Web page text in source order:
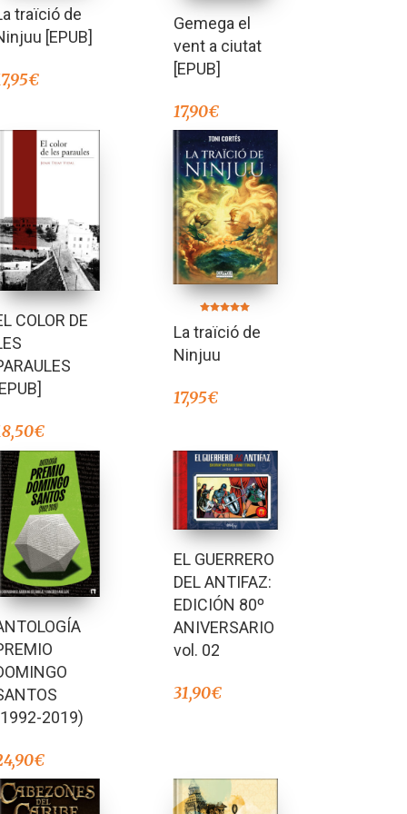
traïció de
[EPUB]
€
Gemega el
vent a ciutat
[EPUB]
17,90€
COLOR DE
€
5.00
de 5
La traïció de
Ninjuu
17,95€
2019)
€
EL GUERRERO
DEL ANTIFAZ:
EDICIÓN 80º
ANIVERSARIO
vol. 02
31,90€